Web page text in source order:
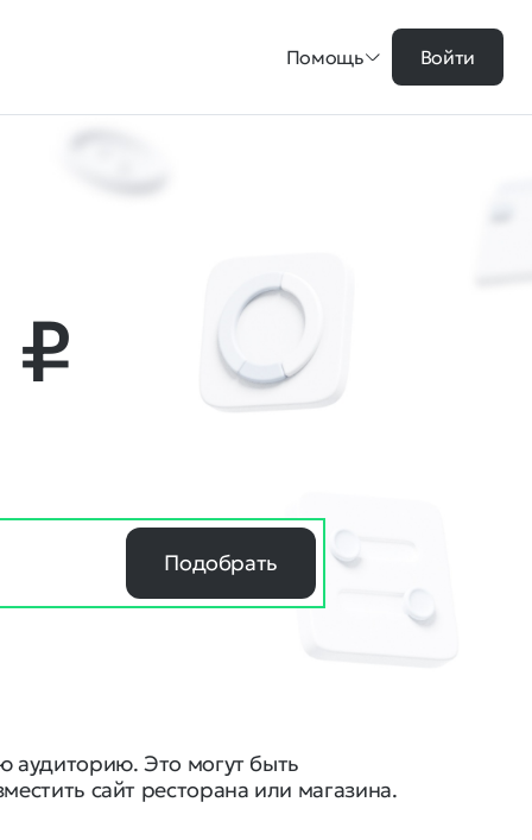
Помощь Войти
₽
Подобрать
аудиторию. Это могут быть
сайт ресторана или магазина.